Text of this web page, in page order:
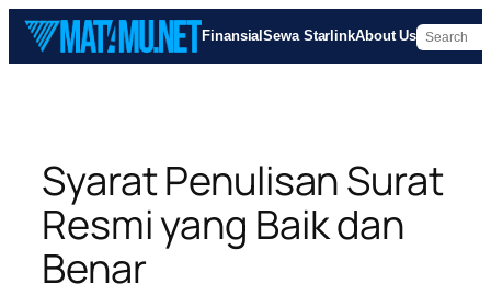
Skip
content
FinansialSewa StarlinkAbout Us
Syarat Penulisan Surat
Resmi yang Baik dan
Benar